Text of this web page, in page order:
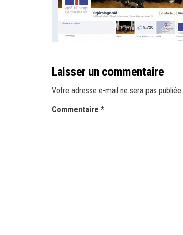
Laisser un commentaire
Votre adresse e-mail ne sera pas publiée.
Commentaire *